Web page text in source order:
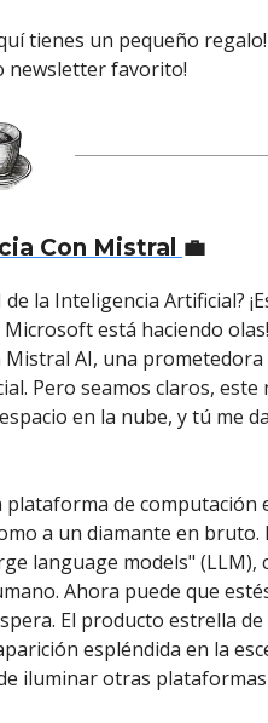
tienes un pequeño
newsletter favorito!
Con Mistral 💼
la Inteligencia Artificial?
está haciendo
Mistral AI, una
Pero seamos claros, este
en la nube, y tú me
de computación
a un diamante en bruto.
language models" (LLM),
Ahora puede que
El producto estrella
espléndida en la
iluminar otras